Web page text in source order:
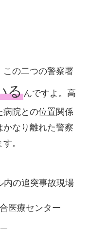
の二つの警察署
るんですよ。高
院との位置関係
かなり離れた警察
。
内の追突事故現場
医療センター